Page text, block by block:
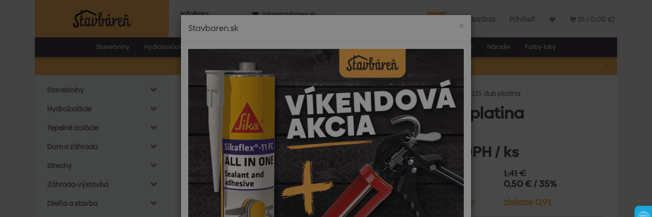
Pri nákupe tovaru nad 2900€DOPRAVA ZDARMA
Infolinka:
Po.-Pia.: 8.00 - 16.00
info@stavbaren.sk
(0 / 0,00 €)
Registrácia Prihlásiť
Stavebniny Hydroizolácie Dielňa a stavba Náradie Farby-laky
Stavebniny
Hydroizolácie
Tepelné izolácie
Dom a záhrada
Strechy
Záhrada-výstavba
Dielňa a stavba
Domov Dvere a podlahy Soklové lišty a doplnky ARBITON Kút k lište MACK 60, 135 dub platina
ARBITON Kút k lište MACK 60, 135 dub platina
Cena:
0,91 € s DPH / ks
Pôvodná cena:
1,41 €
0,50 € / 35%
Vernostné body:
získate 0,91
×
Stavbaren.sk